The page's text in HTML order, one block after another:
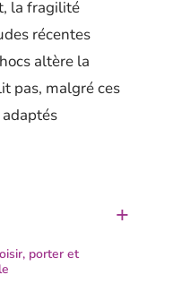
la fragilité
récentes
altère la
pas, malgré ces
porter et